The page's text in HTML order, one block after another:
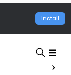
Install